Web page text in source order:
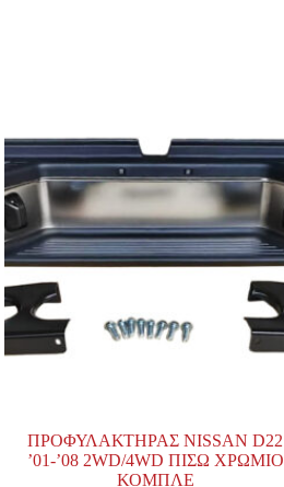
ΠΡΟΦΥΛΑΚΤΗΡΑΣ NISSAN D22
’01-’08 2WD/4WD ΠΙΣΩ ΧΡΩΜΙΟ
ΚΟΜΠΛΕ